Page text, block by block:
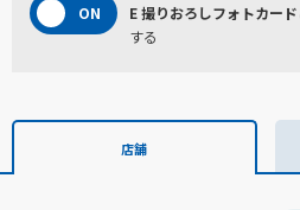
E 撮りおろしフォトカード
する
店舗